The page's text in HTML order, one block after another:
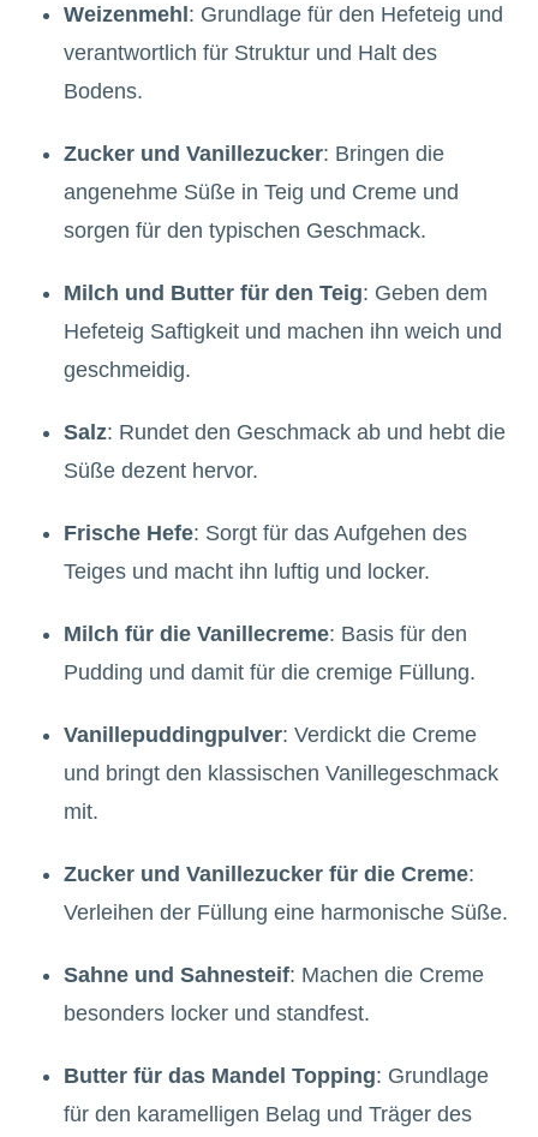
Weizenmehl: Grundlage für den Hefeteig und
verantwortlich für Struktur und Halt des
Bodens.
Zucker und Vanillezucker: Bringen die
angenehme Süße in Teig und Creme und
sorgen für den typischen Geschmack.
Milch und Butter für den Teig: Geben dem
Hefeteig Saftigkeit und machen ihn weich und
geschmeidig.
Salz: Rundet den Geschmack ab und hebt die
Süße dezent hervor.
Frische Hefe: Sorgt für das Aufgehen des
Teiges und macht ihn luftig und locker.
Milch für die Vanillecreme: Basis für den
Pudding und damit für die cremige Füllung.
Vanillepuddingpulver: Verdickt die Creme
und bringt den klassischen Vanillegeschmack
mit.
Zucker und Vanillezucker für die Creme:
Verleihen der Füllung eine harmonische Süße.
Sahne und Sahnesteif: Machen die Creme
besonders locker und standfest.
Butter für das Mandel Topping: Grundlage
für den karamelligen Belag und Träger des